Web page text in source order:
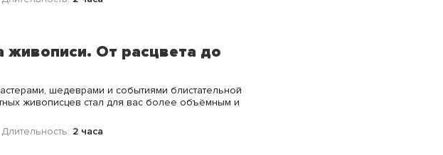
живописи. От расцвета до
шедеврами и событиями блистательной
живописцев стал для вас более объёмным и
Длительность: 2 часа